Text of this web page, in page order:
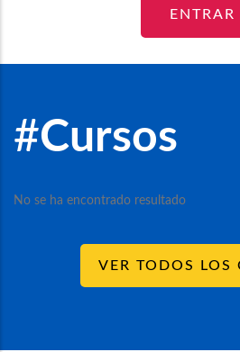
ENTRAR
#Cursos
No se ha encontrado resultado
VER TODOS LOS